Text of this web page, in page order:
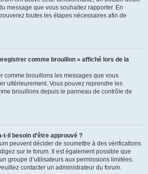
message que vous souhaitez rapporter. En
toutes les étapes nécessaires afin de
comme brouillon » affiché lors de la
comme brouillons les messages que vous
ultérieurement. Vous pouvez reprendre les
brouillons depuis le panneau de contrôle de
t-il besoin d’être approuvé ?
peuvent décider de soumettre à des vérifications
sur le forum. Il est également possible que
groupe d’utilisateurs aux permissions limitées.
contacter un administrateur du forum.